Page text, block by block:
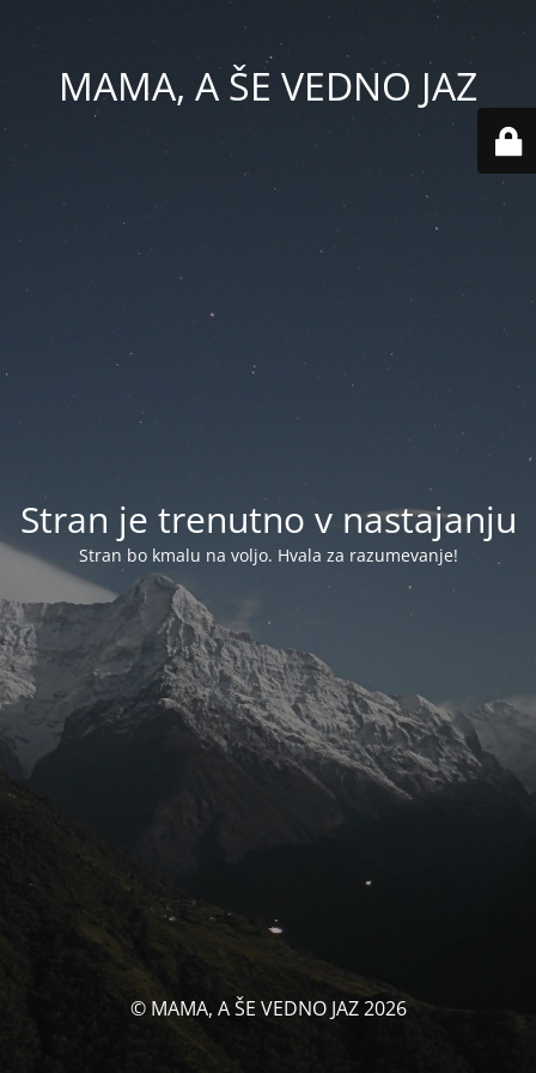
MAMA, A ŠE VEDNO JAZ
Stran je trenutno v nastajanju
Stran bo kmalu na voljo. Hvala za razumevanje!
© MAMA, A ŠE VEDNO JAZ 2026